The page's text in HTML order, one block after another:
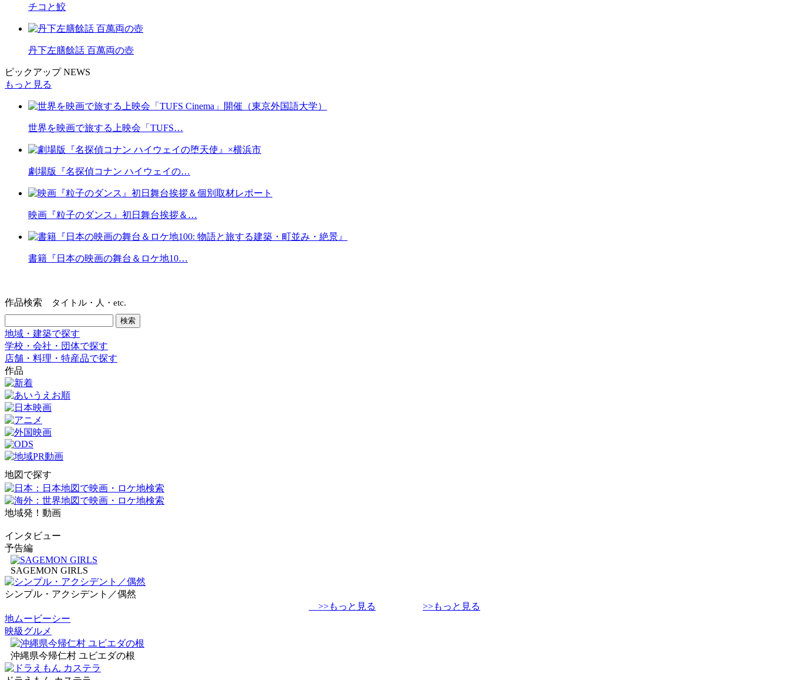
チコと鮫
丹下左膳餘話 百萬両の壺
ピックアップ NEWS
もっと見る
世界を映画で旅する上映会「TUFS…
劇場版『名探偵コナン ハイウェイの…
映画『粒子のダンス』初日舞台挨拶＆…
書籍『日本の映画の舞台＆ロケ地10…
作品検索 タイトル・人・etc.
地域・建築で探す
学校・会社・団体で探す
店舗・料理・特産品で探す
作品
地図で探す
地域発！動画
インタビュー
予告編
SAGEMON GIRLS
シンプル・アクシデント／偶然
>>もっと見る
>>もっと見る
地ムービーシー
映級グルメ
沖縄県今帰仁村 ユビエダの根